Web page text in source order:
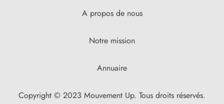
A propos de nous
Notre mission
Annuaire
Copyright © 2023 Mouvement Up. Tous droits réservés.